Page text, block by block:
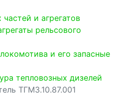
и агрегатов
рельсового
и его запасные
тепловозных дизелей
ТГМ3.10.87.001